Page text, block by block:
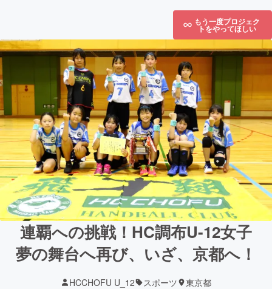
もう一度プロジェク
トをやってほしい
連覇への挑戦！HC調布U-12女子
夢の舞台へ再び、いざ、京都へ！
HCCHOFU U_12 スポーツ 東京都